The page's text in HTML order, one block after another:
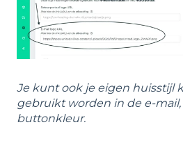
Je kunt ook je eigen huisstijl
gebruikt worden in de e-mail,
buttonkleur.